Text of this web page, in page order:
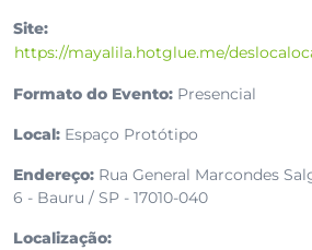
Site:
https://mayalila.hotglue.me/
Formato do Evento: Presencial
Local: Espaço Protótipo
Endereço: Rua General Marcondes
6 - Bauru / SP - 17010-040
Localização: